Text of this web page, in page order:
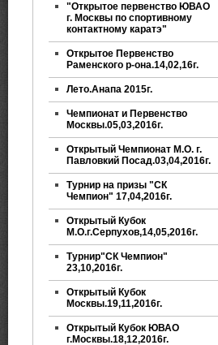
"Открытое первенство ЮВАО
г. Москвы по спортивному
контактному каратэ"
Открытое Первенство
Раменского р-она.14,02,16г.
Лето.Анапа 2015г.
Чемпионат и Первенство
Москвы.05,03,2016г.
Открытый Чемпионат М.О. г.
Павловкий Посад.03,04,2016г.
Турнир на призы "СК
Чемпион" 17,04,2016г.
Открытый Кубок
М.О.г.Серпухов,14,05,2016г.
Турнир"СК Чемпион"
23,10,2016г.
Открытый Кубок
Москвы.19,11,2016г.
Открытый Кубок ЮВАО
г.Москвы.18,12,2016г.